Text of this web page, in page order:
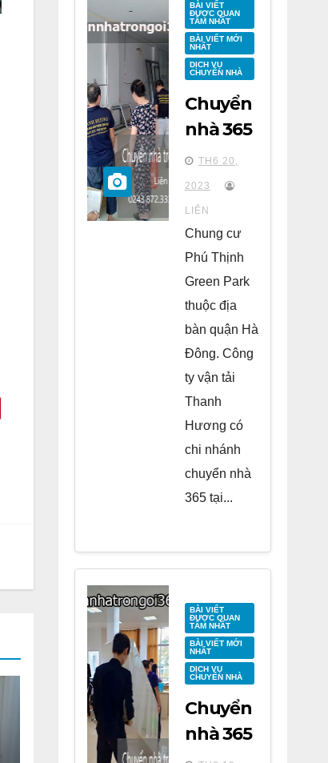
BÀI VIẾT
ĐƯỢC QUAN
TÂM NHẤT
BÀI VIẾT MỚI
NHẤT
DỊCH VỤ
CHUYỂN NHÀ
Chuyển
nhà 365
tại
chung
cư Phú
Thịnh
Green
Park Hà
Đông
TH6 20,
2023
LIÊN
Chung cư
Phú Thịnh
Green Park
thuộc địa
bàn quận Hà
Đông. Công
ty vận tải
Thanh
Hương có
chi nhánh
chuyển nhà
365 tại...
BÀI VIẾT
ĐƯỢC QUAN
TÂM NHẤT
BÀI VIẾT MỚI
NHẤT
DỊCH VỤ
CHUYỂN NHÀ
Chuyển
nhà 365